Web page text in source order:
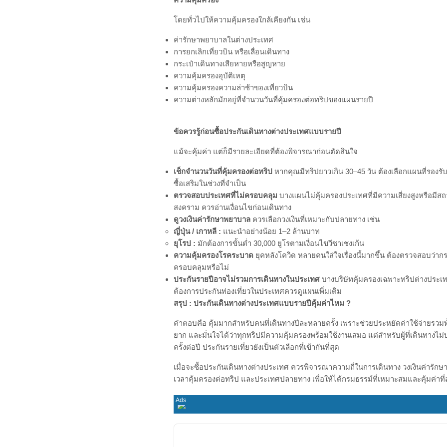
เช่น คนที่ทำงานแบบ Remote ในหลายประเทศ หรือผู้ที่ถือวีซาเชงเก้นหลายปี ประกันรา
มากกว่าเพราะต่ออายุความคุ้มครองง่าย และสอดคล้องกับข้อกำหนดการขอวีซ่าในหลาย
ประกันเดินทางต่างประเทศรายปี VS
เพื่อให้เห็นภาพชัดเจน มาลองเปรียบเทียบแบบระยะยาว
ค่าใช้จ่ายรวมทั้งปี
เฉลี่ย 200–500 บาทต่อทริป (ขึ้นอยู่กับประเทศและระยะเวลา)
หากเดินทางตั้งแต่ 4–6 ทริปขึ้นไปต่อปี ประกันเดินทางต่างประเทศรายปีจะเริ่มประหยัด
รายปี :ทำครั้งเดียว ใช้ได้ทุกทริป
รายเที่ยว :ต้องซื้อใหม่ทุกครั้ง อาจมีโอกาสลืมหรือทำไม่ทันก่อนบิน
ความคุ้มครอง
โดยทั่วไปให้ความคุ้มครองใกล้เคียงกัน เช่น
ค่ารักษาพยาบาลในต่างประเทศ
การยกเลิกเที่ยวบิน หรือเลื่อนเดินทาง
กระเป๋าเดินทางเสียหายหรือสูญหาย
ความคุ้มครองอุบัติเหตุ
ความคุ้มครองความล่าช้าของเที่ยวบิน
ความต่างหลักมักอยู่ที่จำนวนวันที่คุ้มครองต่อทริปของแผนรายปี
ข้อควรรู้ก่อนซื้อประกันเดินทางต่างประเทศแบบรายปี
เช็กจำนวนวันที่คุ้มครองต่อทริปหากคุณมีทริปยาวเกิน 30–45 วัน ต้องเลือกแผนที่รองรับ
ตรวจสอบประเทศที่ไม่ครอบคลุม
สงคราม ควรอ่านเงื่อนไขก่อนเดินทาง
ดูวงเงินค่ารักษาพยาบาลควรเลือกวงเงินที่เหมาะกับปลายทาง เช่น